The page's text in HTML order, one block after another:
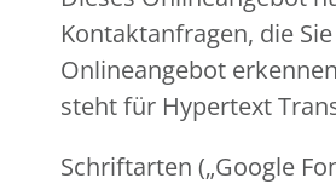
Kontaktanfragen, die
Onlineangebot
steht für Hypertext
Schriftarten („Google